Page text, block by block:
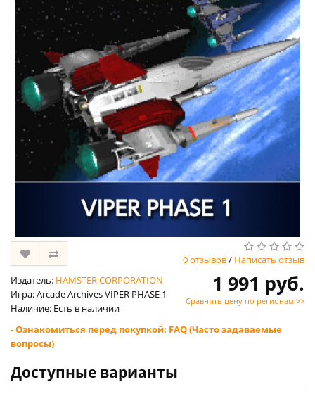
0 отзывов/ Написать отзыв
Издатель: HAMSTER CORPORATION
Игра: Arcade Archives VIPER PHASE 1
Наличие: Есть в наличии
1 991 руб.
Сравнить цену по регионам >>
- Ознакомиться перед покупкой: FAQ (Часто задаваемые
вопросы)
Доступные варианты